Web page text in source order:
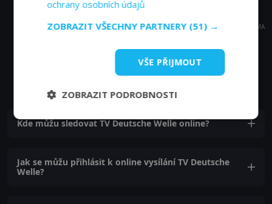
REKLAMA
Časté dotazy a zajímavosti
Kde můžu sledovat TV Deutsche Welle online?
Jak se můžu přihlásit k online vysílání TV Deutsche
Welle?
ochrany osobních údajů
ZOBRAZIT VŠECHNY PARTNERY (51) →
VŠE PŘIJMOUT
ZOBRAZIT PODROBNOSTI